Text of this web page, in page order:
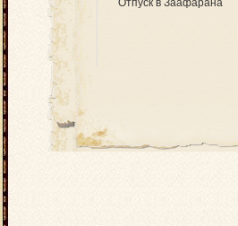
Отпуск в Заафарана